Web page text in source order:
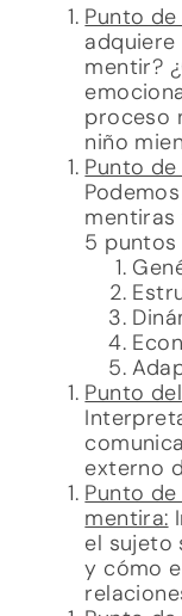
Punto
mentir?
proceso
niño
Punto
mentiras
5 puntos
Punto
externo
Punto
mentira:
el sujeto
y cómo